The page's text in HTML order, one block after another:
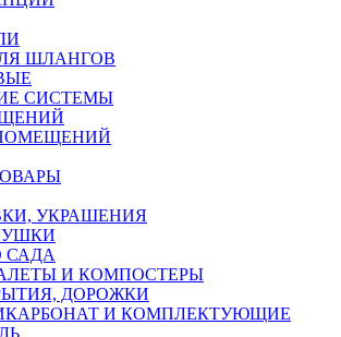
ШЛАНГОВ
СИСТЕМЫ
УКРАШЕНИЯ
САДА
И КОМПОСТЕРЫ
ДОРОЖКИ
И КОМПЛЕКТУЮЩИЕ